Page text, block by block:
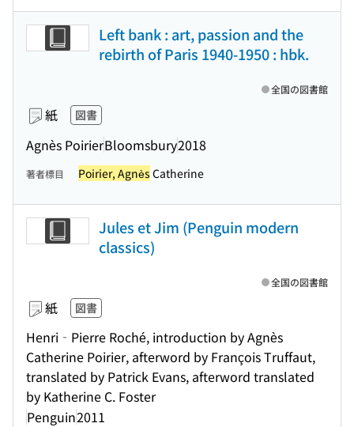
Left bank : art, passion and the
rebirth of Paris 1940-1950 : hbk.
紙 図書
Agnès PoirierBloomsbury2018
全国の図書館
著者標目 Poirier, Agnès Catherine
Jules et Jim (Penguin modern
classics)
紙 図書
Henri‐Pierre Roché, introduction by Agnès
Catherine Poirier, afterword by François Truffaut,
translated by Patrick Evans, afterword translated
by Katherine C. Foster
Penguin2011
全国の図書館